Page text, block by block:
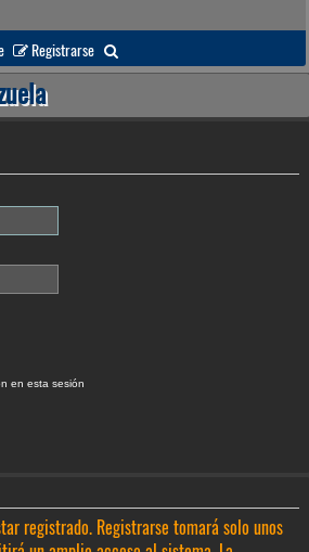
Registrarse
u
a
en esta sesión
registrado. Registrarse tomará solo unos